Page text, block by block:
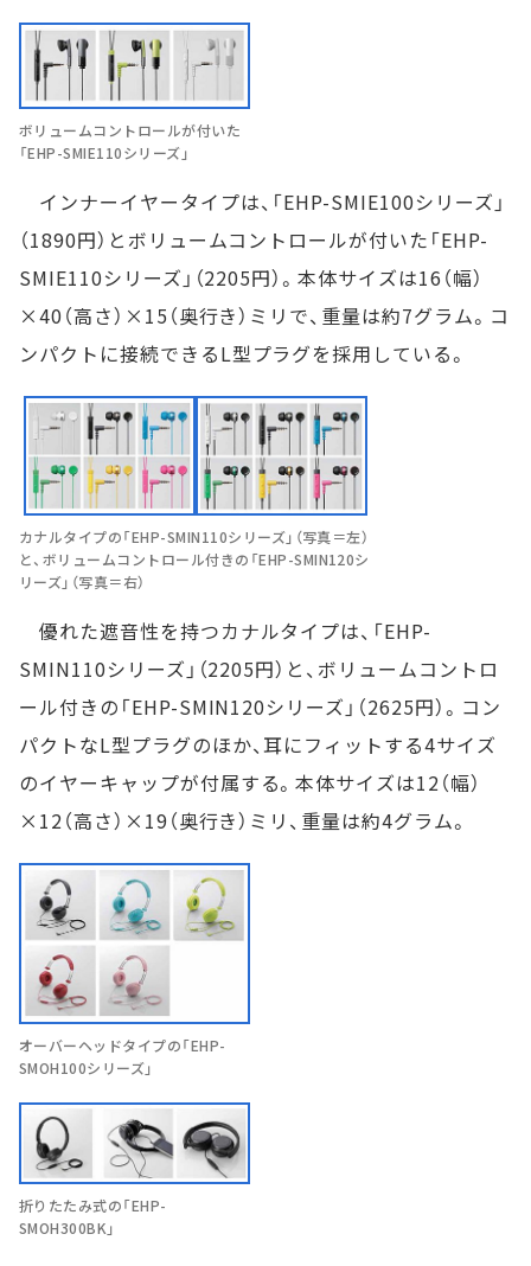
ボリュームコントロールが付いた
「EHP-SMIE110シリーズ」
インナーイヤータイプは、「EHP-SMIE100シリーズ」
（1890円）とボリュームコントロールが付いた「EHP-
SMIE110シリーズ」（2205円）。本体サイズは16（幅）
×40（高さ）×15（奥行き）ミリで、重量は約7グラム。コ
ンパクトに接続できるL型プラグを採用している。
カナルタイプの「EHP-SMIN110シリーズ」（写真＝左）
と、ボリュームコントロール付きの「EHP-SMIN120シ
リーズ」（写真＝右）
優れた遮音性を持つカナルタイプは、「EHP-
SMIN110シリーズ」（2205円）と、ボリュームコントロ
ール付きの「EHP-SMIN120シリーズ」（2625円）。コン
パクトなL型プラグのほか、耳にフィットする4サイズ
のイヤーキャップが付属する。本体サイズは12（幅）
×12（高さ）×19（奥行き）ミリ、重量は約4グラム。
オーバーヘッドタイプの「EHP-
SMOH100シリーズ」
折りたたみ式の「EHP-
SMOH300BK」